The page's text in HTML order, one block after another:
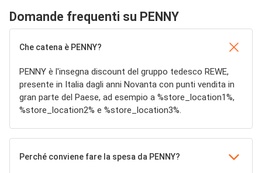
Domande frequenti su PENNY
Che catena è PENNY?
PENNY è l'insegna discount del gruppo tedesco REWE,
presente in Italia dagli anni Novanta con punti vendita in
gran parte del Paese, ad esempio a %store_location1%,
%store_location2% e %store_location3%.
Perché conviene fare la spesa da PENNY?